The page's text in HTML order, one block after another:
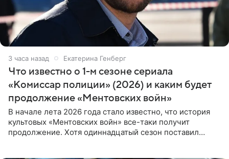
3 часа назад Екатерина Генберг
Что известно о 1-м сезоне сериала
«Комиссар полиции» (2026) и каким будет
продолжение «Ментовских войн»
В начале лета 2026 года стало известно, что история
культовых «Ментовских войн» все-таки получит
продолжение. Хотя одиннадцатый сезон поставил